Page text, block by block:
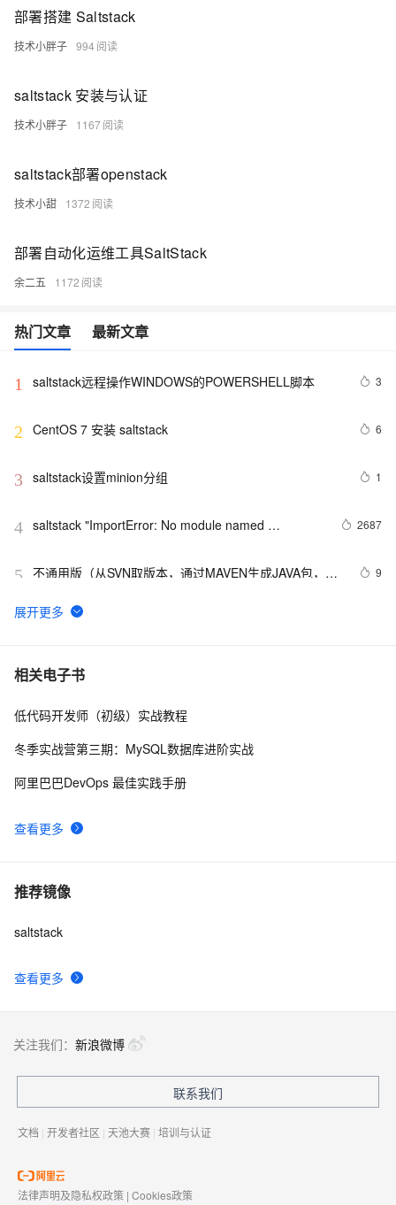
部署搭建 Saltstack
技术小胖子 994
saltstack 安装与认证
技术小胖子 1167
saltstack部署openstack
技术小甜 1372
部署自动化运维工具SaltStack
余二五 1172
热门文章 最新文章
1 saltstack远程操作WINDOWS的POWERSHELL脚本 3
2 CentOS 7 安装 saltstack 6
3 saltstack设置minion分组 1
4 saltstack "ImportError: No module named
2687
5 不通用版（从SVN取版本，通过MAVEN生成JAVA包，通
务）PYTHON代码
9
6 自动化运维工具之Saltstack
7 saltstack的rest接口salt-api开发使用指南
8 使用SaltStack安装JBoss
相关电子书
查看更多
低代码开发师（初级）实战教程
冬季实战营第三期：MySQL数据库进阶实战
阿里巴巴DevOps 最佳实践手册
推荐镜像
查看更多
saltstack
关注我们： 新浪微博
联系我们
文档 | 开发者社区 | 天池大赛 | 培训与认证
法律声明及隐私权政策 | Cookies政策